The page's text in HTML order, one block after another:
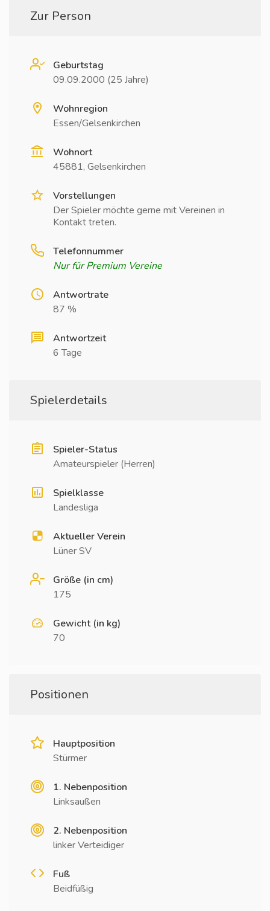
Zur Person
Geburtstag
09.09.2000 (25 Jahre)
Wohnregion
Essen/Gelsenkirchen
Wohnort
45881, Gelsenkirchen
Vorstellungen
Der Spieler möchte gerne mit Vereinen in
Kontakt treten.
Telefonnummer
Nur für Premium Vereine
Antwortrate
87 %
Antwortzeit
6 Tage
Spielerdetails
Spieler-Status
Amateurspieler (Herren)
Spielklasse
Landesliga
Aktueller Verein
Lüner SV
Größe (in cm)
175
Gewicht (in kg)
70
Positionen
Hauptposition
Stürmer
1. Nebenposition
Linksaußen
2. Nebenposition
linker Verteidiger
Fuß
Beidfüßig